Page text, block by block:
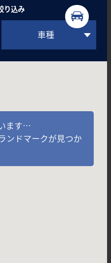
り込み
車種
ます…
ンドマークが見つか